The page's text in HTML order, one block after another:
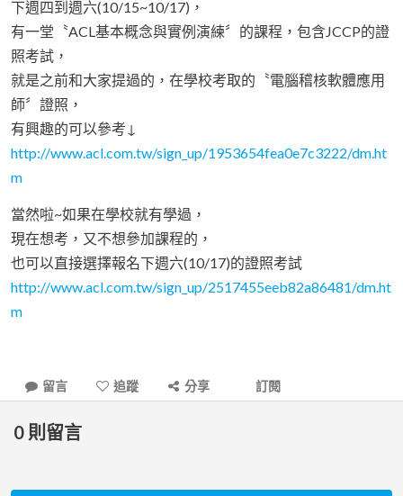
下週四到週六(10/15~10/17)，
有一堂〝ACL基本概念與實例演練〞的課程，包含JCCP的證
照考試，
就是之前和大家提過的，在學校考取的〝電腦稽核軟體應用
師〞證照，
有興趣的可以參考↓
http://www.acl.com.tw/sign_up/1953654fea0e7c3222/dm.ht
m
當然啦~如果在學校就有學過，
現在想考，又不想參加課程的，
也可以直接選擇報名下週六(10/17)的證照考試
http://www.acl.com.tw/sign_up/2517455eeb82a86481/dm.ht
m
留言 追蹤 分享 訂閱
0 則留言